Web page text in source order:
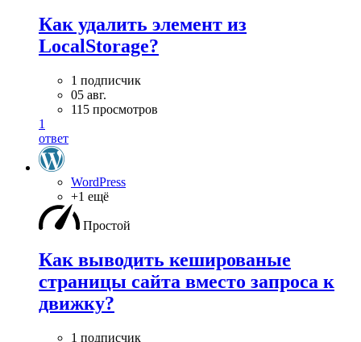
Как удалить элемент из
LocalStorage?
1 подписчик
05 авг.
115 просмотров
1
ответ
WordPress
+1 ещё
Простой
Как выводить кешированые
страницы сайта вместо запроса к
движку?
1 подписчик